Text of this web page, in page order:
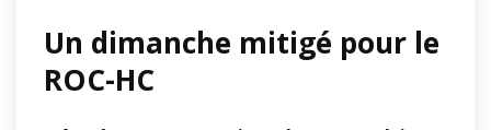
Un dimanche mitigé pour le
ROC-HC